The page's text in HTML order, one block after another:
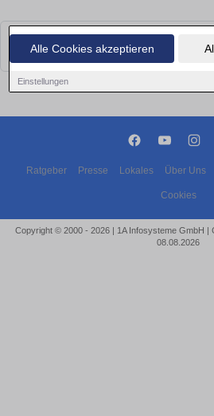
Alle Cookies akzeptieren
Einstellungen
Leider konnten wir derzeit keine passenden
bald wieder vorbei!
Ratgeber Presse Lokales Über Uns
Cookies
Copyright © 2000 - 2026 | 1A Infosysteme GmbH |
08.08.2026